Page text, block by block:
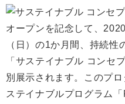
オープンを記念して、
（日）の1か月間、持続
「サステイナブル コンセ
別展示されます。このプ
ステイナブルプログラム